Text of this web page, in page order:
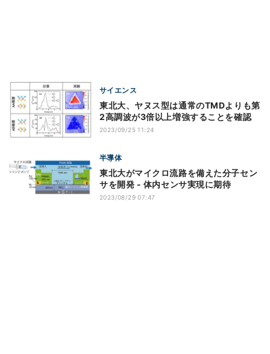
サイエンス
東北大、ヤヌス型は通常のTMDよりも第
2高調波が3倍以上増強することを確認
2023/09/25 11:24
半導体
東北大がマイクロ流路を備えた分子セン
サを開発 - 体内センサ実現に期待
2023/08/29 07:47